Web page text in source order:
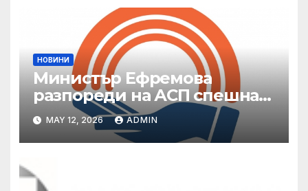
НОВИНИ
Министър Ефремова
разпореди на АСП спешна
готовност за оказване на
подкрепа на пострадали от
валежи и градушки
MAY 12, 2026 ADMIN